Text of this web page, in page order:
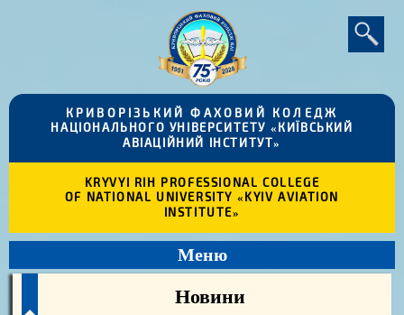
КРИВОРІЗЬКИЙ ФАХОВИЙ КОЛЕДЖ
НАЦІОНАЛЬНОГО УНІВЕРСИТЕТУ «КИЇВСЬКИЙ
АВІАЦІЙНИЙ ІНСТИТУТ»
KRYVYI RIH PROFESSIONAL COLLEGE
OF NATIONAL UNIVERSITY «KYIV AVIATION
INSTITUTE»
Меню
Новини